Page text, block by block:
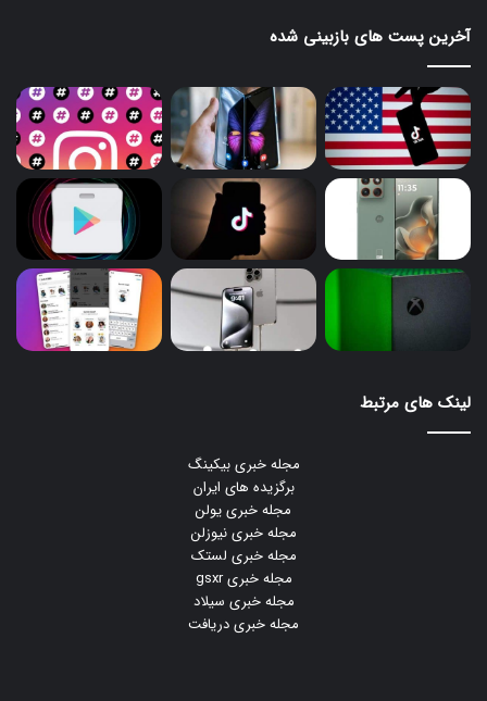
آخرین پست های بازبینی شده
لینک های مرتبط
مجله خبری بیکینگ
برگزیده های ایران
مجله خبری یولن
مجله خبری نیوزلن
مجله خبری لستک
مجله خبری gsxr
مجله خبری سیلاد
مجله خبری دریافت